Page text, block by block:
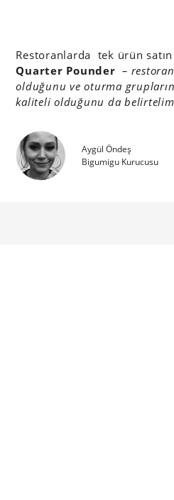
Restoranlarda tek ürün
Quarter Pounder –
olduğunu ve oturma
kaliteli olduğunu da
Aygül Öndeş
Bigumigu Kurucusu